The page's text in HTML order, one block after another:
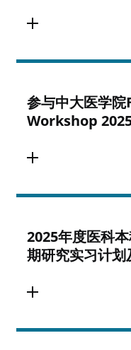
参与中大医学
Workshop
2025年度医科
期研究实习计